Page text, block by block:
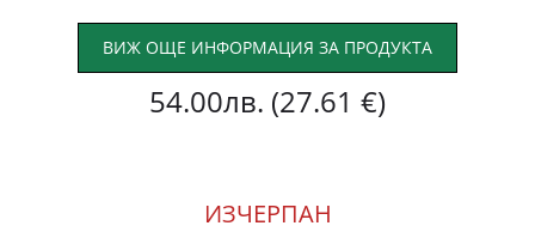
ВИЖ ОЩЕ ИНФОРМАЦИЯ ЗА ПРОДУКТА
54.00лв. (27.61 €)
ИЗЧЕРПАН